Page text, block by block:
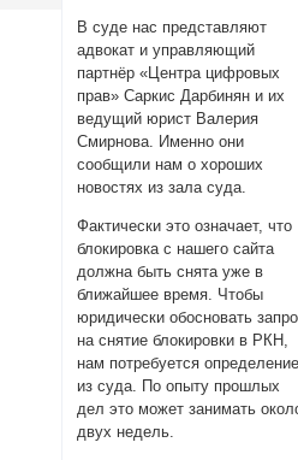
В суде нас представляют
адвокат и управляющий
партнёр «Центра цифровых
прав» Саркис Дарбинян и их
ведущий юрист Валерия
Смирнова. Именно они
сообщили нам о хороших
новостях из зала суда.
Фактически это означает, что
блокировка с нашего сайта
должна быть снята уже в
ближайшее время. Чтобы
юридически обосновать
на снятие блокировки в РКН,
нам потребуется
из суда. По опыту прошлых
дел это может занимать
двух недель.